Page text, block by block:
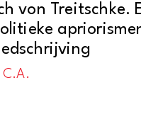
von Treitschke.